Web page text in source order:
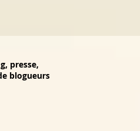
presse,
blogueurs